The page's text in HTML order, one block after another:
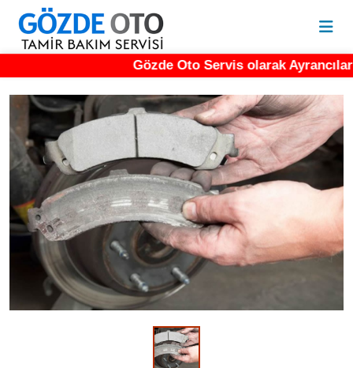
Gözde Oto Servis olarak